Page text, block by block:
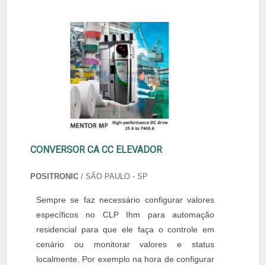
CONVERSOR CA CC ELEVADOR
POSITRONIC / SÃO PAULO - SP
Sempre se faz necessário configurar valores
específicos no CLP Ihm para automação
residencial para que ele faça o controle em
cenário ou monitorar valores e status
localmente. Por exemplo na hora de configurar